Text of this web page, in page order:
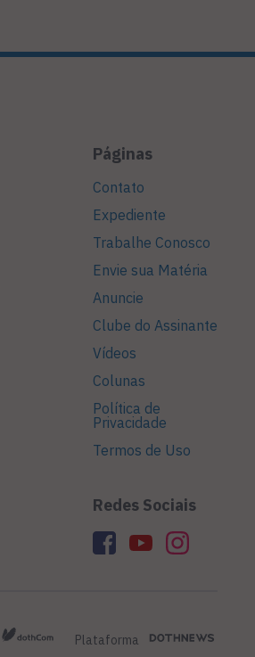
Páginas
Contato
Expediente
Trabalhe Conosco
Envie sua Matéria
Anuncie
Clube do Assinante
Vídeos
Colunas
Política de
Privacidade
Termos de Uso
Redes Sociais
Plataforma